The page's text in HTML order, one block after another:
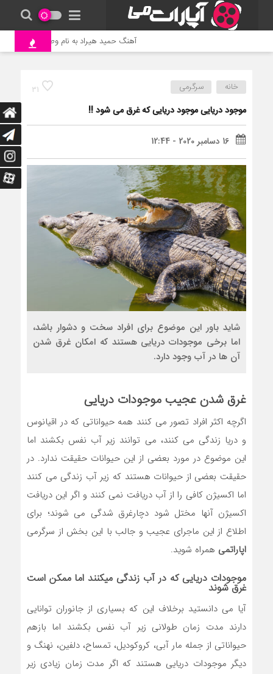
آهنگ حمید هیراد به نام وطن
31 خانه سرگرمی
موجود دریایی موجود دریایی که غرق می شود !!
16 دسامبر 2020 - 12:44
شاید باور این موضوع برای افراد سخت و دشوار باشد،
اما برخی موجودات دریایی هستند که امکان غرق شدن
آن ها در آب وجود دارد.
غرق شدن عجیب موجودات دریایی
اگرچه اکثر افراد تصور می کنند همه حیواناتی که در اقیانوس
و دریا زندگی می کنند، می توانند زیر آب نفس بکشند اما
این موضوع در مورد بعضی از این حیوانات حقیقت ندارد. در
حقیقت بعضی از حیوانات هستند که زیر آب زندگی می کنند
اما اکسیژن کافی را از آب دریافت نمی کنند و اگر این دریافت
اکسیژن آنها مختل شود دچارغرق شدگی می شوند؛ برای
اطلاع از این ماجرای عجیب و جالب با این بخش از سرگرمی
اپاراتمی همراه شوید.
موجودات دریایی که در آب زندگی میکنند اما ممکن است
غرق شوند
آیا می دانستید برخلاف این که بسیاری از جانوران توانایی
دارند مدت زمان طولانی زیر آب نفس بکشند اما بازهم
حیواناتی از جمله مار آبی، کروکودیل، تمساح، دلفین، نهنگ و
دیگر موجودات دریایی هستند که اگر مدت زمان زیادی زیر